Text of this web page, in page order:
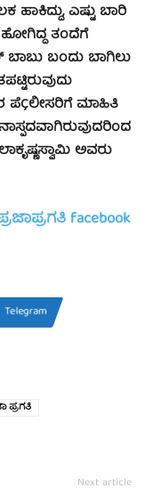
ಎಷ್ಟು ಬಾರಿ
ತಂದೆಗೆ
ಬಾಬು ಬಂದು ಬಾಗಿಲು
ಮಾಹಿತಿ
ಅವರು
facebook
Telegram
ಪ್ರಗತಿ
Next article